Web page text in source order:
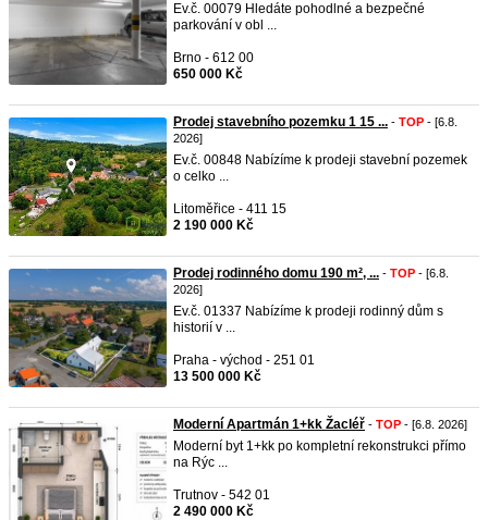
Ev.č. 00079 Hledáte pohodlné a bezpečné
parkování v obl ...
Brno - 612 00
650 000 Kč
Prodej stavebního pozemku 1 15 ... - TOP - [6.8.
2026]
Ev.č. 00848 Nabízíme k prodeji stavební pozemek
o celko ...
Litoměřice - 411 15
2 190 000 Kč
Prodej rodinného domu 190 m², ... - TOP - [6.8.
2026]
Ev.č. 01337 Nabízíme k prodeji rodinný dům s
historií v ...
Praha - východ - 251 01
13 500 000 Kč
Moderní Apartmán 1+kk Žacléř - TOP - [6.8. 2026]
Moderní byt 1+kk po kompletní rekonstrukci přímo
na Rýc ...
Trutnov - 542 01
2 490 000 Kč